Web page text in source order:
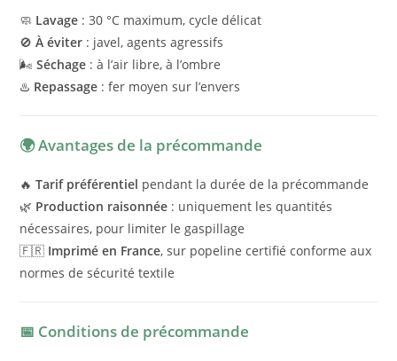
🧼 Lavage : 30 °C maximum, cycle délicat
🚫À éviter : javel, agents agressifs
🌬️Séchage : à l’air libre, à l’ombre
♨️ Repassage : fer moyen sur l’envers
🌍 Avantages de la précommande
🔥Tarif préférentiel pendant la durée de la précommande
🌿 Production raisonnée : uniquement les quantités
nécessaires, pour limiter le gaspillage
🇫🇷 Imprimé en France, sur popeline certifié conforme aux
normes de sécurité textile
📅 Conditions de précommande